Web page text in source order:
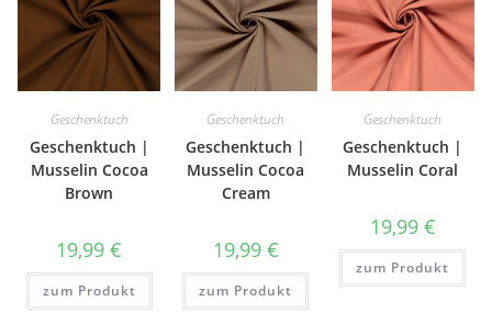
Geschenktuch
Geschenktuch |
Musselin Cocoa
Brown
19,99€
zum Produkt
Geschenktuch
Geschenktuch |
Musselin Cocoa
Cream
19,99 €
zum Produkt
Geschenktuch
Geschenktuch |
Musselin Coral
19,99 €
zum Produkt